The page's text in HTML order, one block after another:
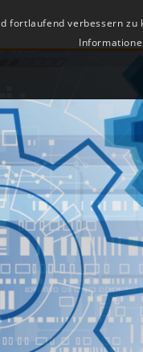
fortlaufend verbessern